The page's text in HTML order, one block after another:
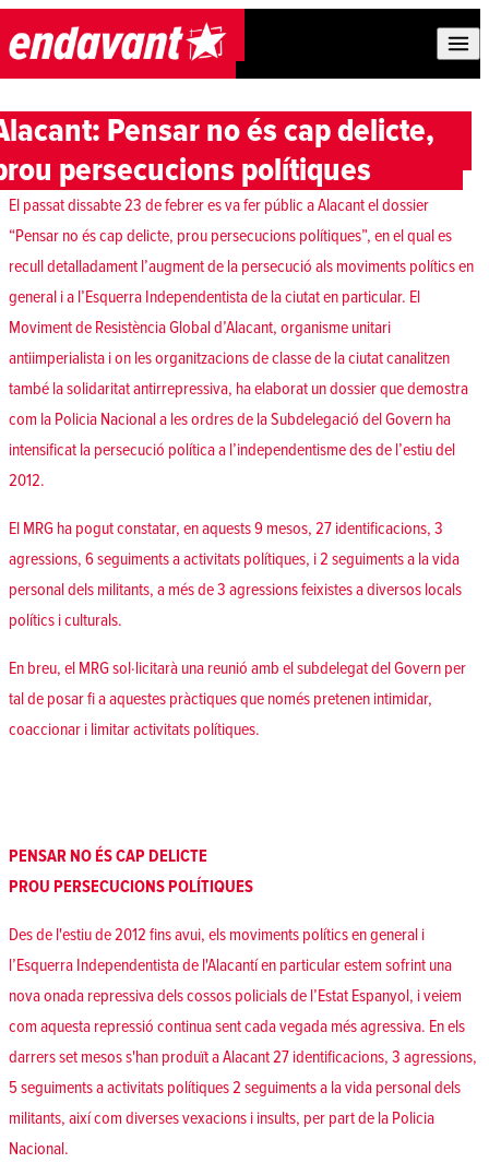
Skip to content
Pensar no és cap delicte,
persecucions polítiques
El passat dissabte 23 de febrer es va fer públic a Alacant el dossier
“Pensar no és cap delicte, prou persecucions polítiques”, en el qual es
recull detalladament l’augment de la persecució als moviments polítics en
general i a l’Esquerra Independentista de la ciutat en particular. El
Moviment de Resistència Global d’Alacant, organisme unitari
antiimperialista i on les organitzacions de classe de la ciutat canalitzen
també la solidaritat antirrepressiva, ha elaborat un dossier que demostra
com la Policia Nacional a les ordres de la Subdelegació del Govern ha
intensificat la persecució política a l’independentisme des de l’estiu del
2012.
El MRG ha pogut constatar, en aquests 9 mesos, 27 identificacions, 3
agressions, 6 seguiments a activitats polítiques, i 2 seguiments a la vida
personal dels militants, a més de 3 agressions feixistes a diversos locals
polítics i culturals.
En breu, el MRG sol·licitarà una reunió amb el subdelegat del Govern per
tal de posar fi a aquestes pràctiques que només pretenen intimidar,
coaccionar i limitar activitats polítiques.
PENSAR NO ÉS CAP DELICTE
PROU PERSECUCIONS POLÍTIQUES
Des de l'estiu de 2012 fins avui, els moviments polítics en general i
l’Esquerra Independentista de l'Alacantí en particular estem sofrint una
nova onada repressiva dels cossos policials de l’Estat Espanyol, i veiem
com aquesta repressió continua sent cada vegada més agressiva. En els
darrers set mesos s'han produït a Alacant 27 identificacions, 3 agressions,
5 seguiments a activitats polítiques 2 seguiments a la vida personal dels
militants, així com diverses vexacions i insults, per part de la Policia
Nacional.